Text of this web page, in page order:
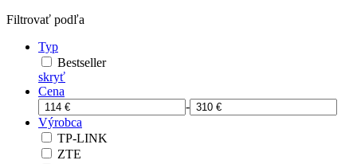
Filtrovať podľa
Typ
Bestseller
skryť
Cena
-
Výrobca
TP-LINK
ZTE